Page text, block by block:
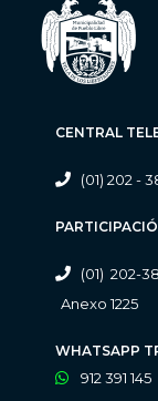
CENTRAL
(01) 202 -
(01) 202-
Anexo 1225
WHATSAPP
912 391 145